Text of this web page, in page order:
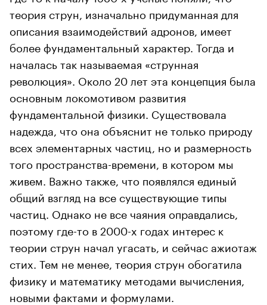
теория струн, изначально придуманная для
описания взаимодействий адронов, имеет
более фундаментальный характер. Тогда и
началась так называемая «струнная
революция». Около 20 лет эта концепция была
основным локомотивом развития
фундаментальной физики. Существовала
надежда, что она объяснит не только природу
всех элементарных частиц, но и размерность
того пространства-времени, в котором мы
живем. Важно также, что появлялся единый
общий взгляд на все существующие типы
частиц. Однако не все чаяния оправдались,
поэтому где-то в 2000-х годах интерес к
теории струн начал угасать, и сейчас ажиотаж
стих. Тем не менее, теория струн обогатила
физику и математику методами вычисления,
новыми фактами и формулами.